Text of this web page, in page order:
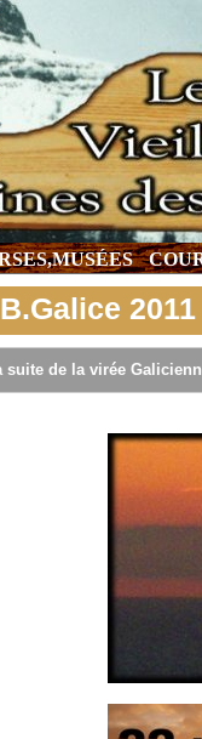
2011
suite de la virée